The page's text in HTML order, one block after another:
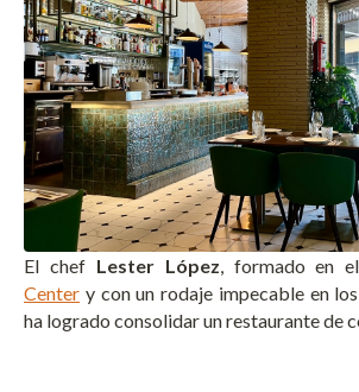
El chef Lester López , formado en el
Center y con un rodaje impecable en
ha logrado consolidar un restaurante de